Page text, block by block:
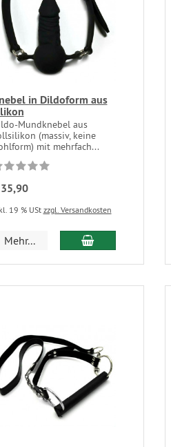
in Dildoform aus
Mundknebel aus
(massiv, keine
mit mehrfach...
19 % USt zzgl. Versandkosten
Mehr...